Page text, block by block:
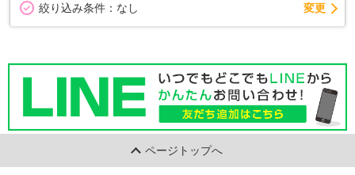
絞り込み条件： なし 変更
ページトップへ